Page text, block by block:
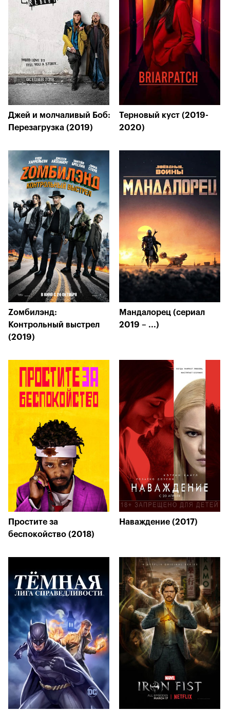
Джей и молчаливый Боб:
Перезагрузка (2019)
Терновый куст (2019-
2020)
Zомбилэнд:
Контрольный выстрел
(2019)
Мандалорец (сериал
2019 – ...)
Простите за
беспокойство (2018)
Наваждение (2017)